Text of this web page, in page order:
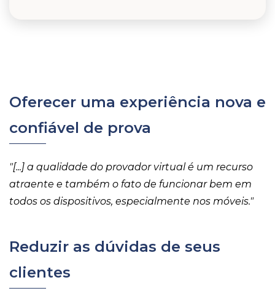
Oferecer uma experiência nova e
confiável de prova
"[...] a qualidade do provador virtual é um recurso
atraente e também o fato de funcionar bem em
todos os dispositivos, especialmente nos móveis."
Reduzir as dúvidas de seus
clientes